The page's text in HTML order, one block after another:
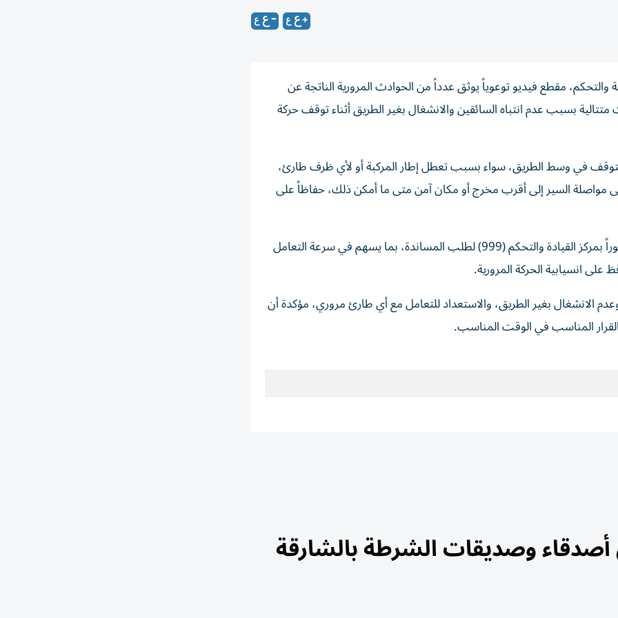
والتحكم، مقطع فيديو توعوياً يوثق عدداً من الحوادث المرورية الناتجة عن
بسبب عدم انتباه السائقين والانشغال بغير الطريق أثناء توقف حركة
في وسط الطريق، سواء بسبب تعطل إطار المركبة أو لأي ظرف طارئ،
مواصلة السير إلى أقرب مخرج أو مكان آمن متى ما أمكن ذلك، حفاظاً على
وأوضحت أنه في حال تعذر تحريك المركبة، يجب الاتصال فوراً بمركز القيادة والتحكم (999) لطلب المساندة، بما يسهم في سرعة التعامل
انسيابية الحركة المرورية.
وعدم الانشغال بغير الطريق، والاستعداد للتعامل مع أي طارئ مروري، مؤكدة أن
المناسب في الوقت المناسب.